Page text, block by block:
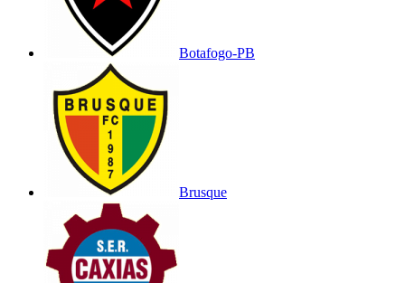
Botafogo-PB
Brusque